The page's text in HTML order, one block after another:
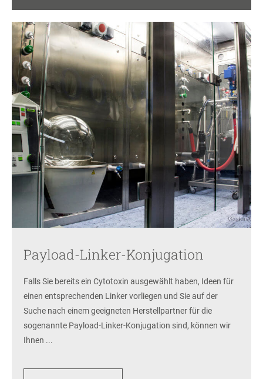
Payload-Linker-Konjugation
Falls Sie bereits ein Cytotoxin ausgewählt haben, Ideen für
einen entsprechenden Linker vorliegen und Sie auf der
Suche nach einem geeigneten Herstellpartner für die
sogenannte Payload-Linker-Konjugation sind, können wir
Ihnen ...